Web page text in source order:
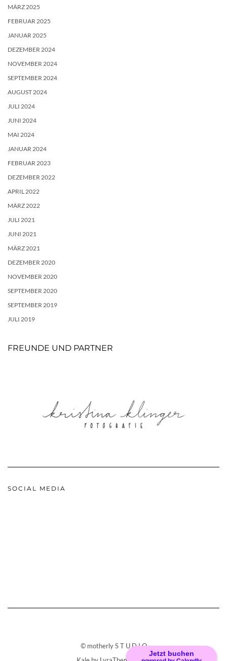
Jetzt buchen
MÄRZ 2025
FEBRUAR 2025
JANUAR 2025
DEZEMBER 2024
NOVEMBER 2024
SEPTEMBER 2024
AUGUST 2024
JULI 2024
JUNI 2024
MAI 2024
JANUAR 2024
FEBRUAR 2023
DEZEMBER 2022
APRIL 2022
MÄRZ 2022
JULI 2021
JUNI 2021
MÄRZ 2021
DEZEMBER 2020
NOVEMBER 2020
SEPTEMBER 2020
SEPTEMBER 2019
JULI 2019
FREUNDE UND PARTNER
SOCIAL MEDIA
© motherly S T U D I O